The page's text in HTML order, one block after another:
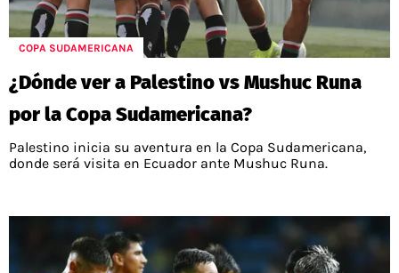
COPA SUDAMERICANA
¿Dónde ver a Palestino vs Mushuc Runa
por la Copa Sudamericana?
Palestino inicia su aventura en la Copa Sudamericana,
donde será visita en Ecuador ante Mushuc Runa.